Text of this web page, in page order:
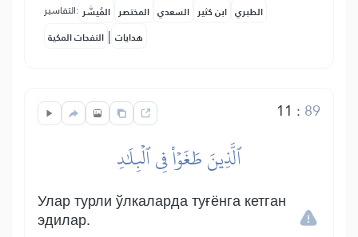
التفاسير: المُيسَّر المختصر السعدي ابن كثير الطبري
النفحات المكية | هدايات
11 : 89
ٱلَّذِينَ طَغَوۡاْ فِي ٱلۡبِلَٰدِ
Улар турли ўлкаларда туғёнга кетган
эдилар.